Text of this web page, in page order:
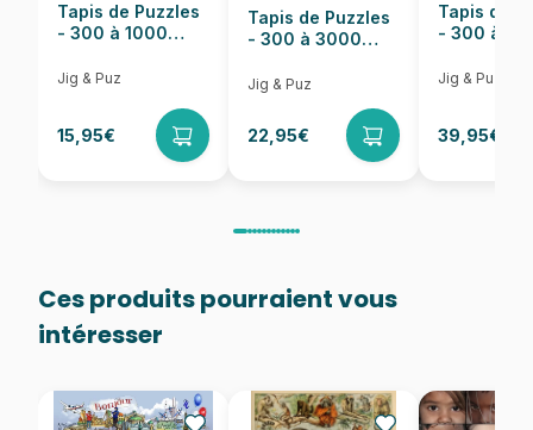
Tapis de Puzzles
- 300 à 1000
Jig & Puz
15,95€
Tapis de Puzzles
- 300 à 3000
Jig & Puz
22,95€
Tapis de
- 300 à
Jig & Puz
39,95€
Ces produits pourraient vous
intéresser